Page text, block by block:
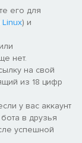
Во
поваров.
600!
Анджелеса и
открыть в
атмосферы, вы
певцов
клиентам
его для
Linux) и
нет.
на свой
из 18 цифр
у вас аккаунт
в друзья
успешной